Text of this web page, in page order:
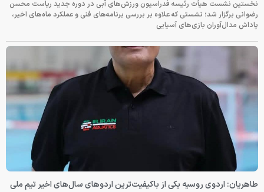
نخستین نشست هیأت رئیسه فدراسیون ورزش‌های آبی در دوره جدید ریاست محسن
رضوانی برگزار شد؛ نشستی که علاوه بر بررسی برنامه‌های فنی و عملکرد ماه‌های اخیر،
پاداش مدال‌آوران بازی‌های آسیایی
طاهریان: اردوی روسیه یکی از باکیفیت‌ترین اردوهای سال‌های اخیر تیم ملی